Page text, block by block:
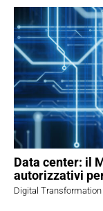
Data center: il
autorizzativi
Digital Transformation